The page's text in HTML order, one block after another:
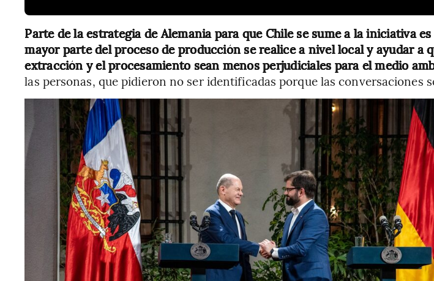
Parte de la estrategia de Alemania para que Chile se sume a la iniciativa
mayor parte del proceso de producción se realice a nivel local y ayudar a
extracción y el procesamiento sean menos perjudiciales para el medio
las personas, que pidieron no ser identificadas porque las conversaciones